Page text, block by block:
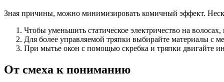
Зная причины, можно минимизировать комичный эффект.
Чтобы уменьшить статическое электричество на
Для более управляемой тряпки выбирайте материалы с
При мытье окон с помощью скребка и тряпки двигайте
От смеха к пониманию